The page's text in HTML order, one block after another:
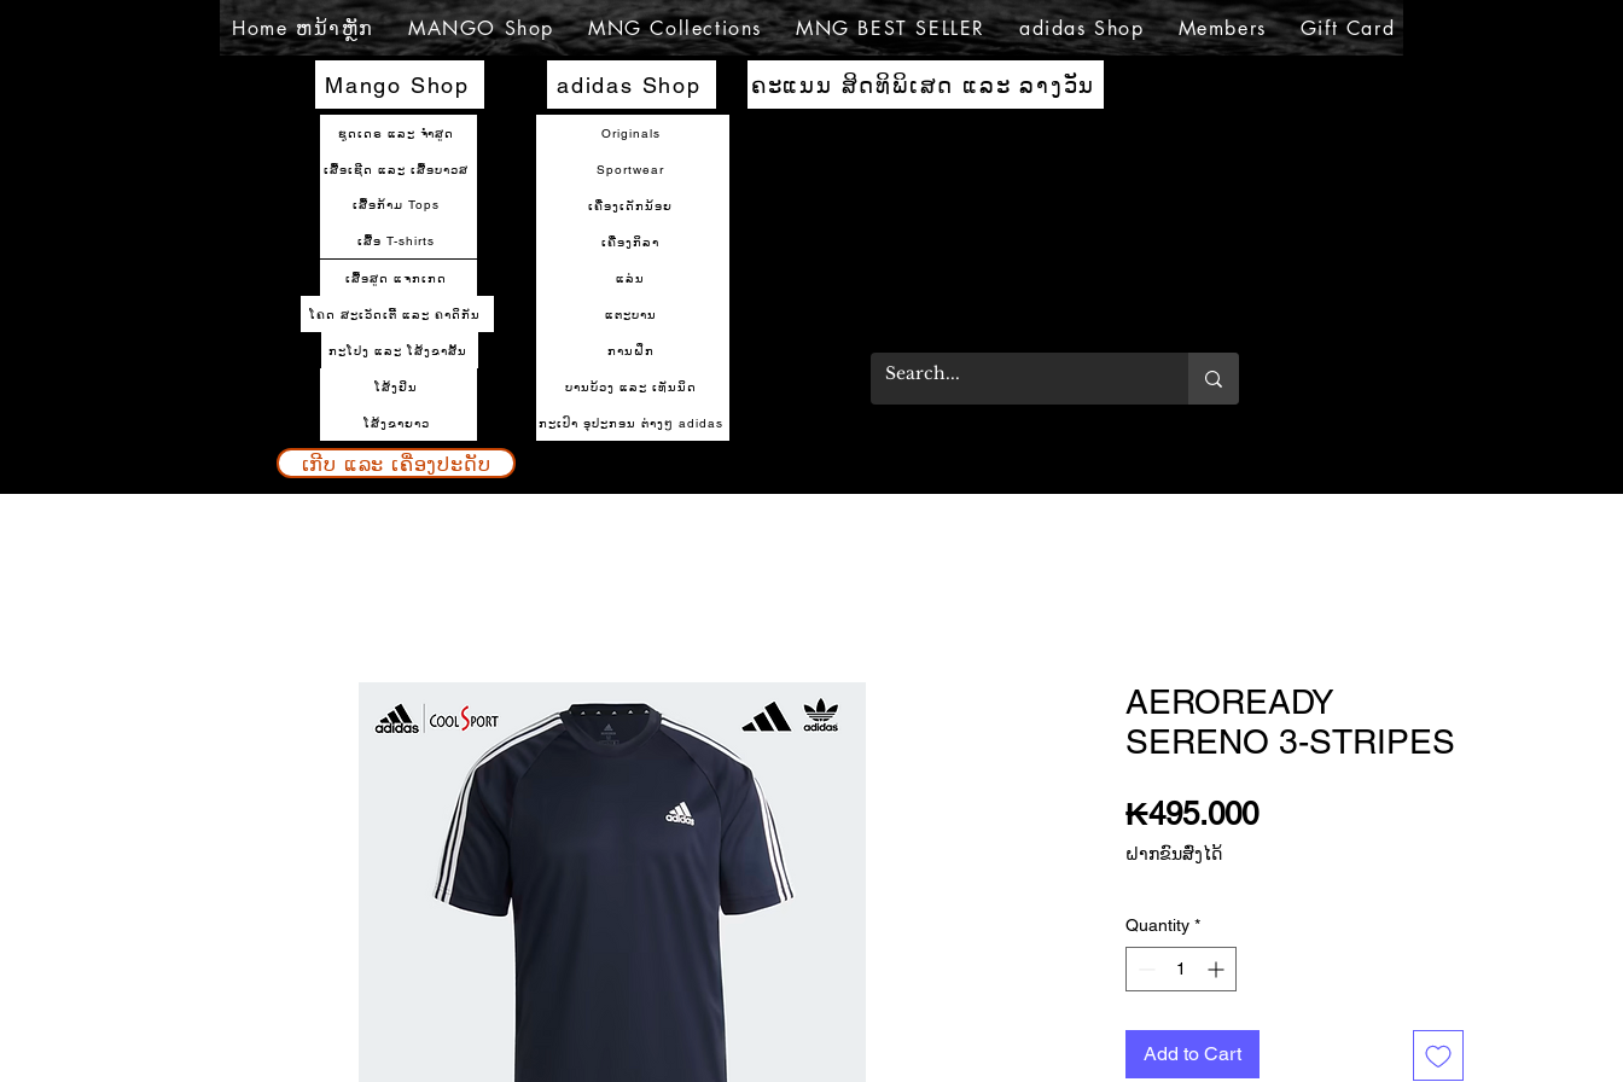
Home ຫນ້າຫຼັກ MANGO Shop MNG Collections MNG BEST SELLER adidas Shop Members Gift Card
Mango Shop
ຊຸດເດຣ ແລະ ຈຳສູດ
ເສື້ອກ້າມ Tops
ເສື້ອເຊີດ ແລະ ເສື້ອບາວສ
ເສື້ອ T-shirts
ເສື້ອສູດ ແຈກເກດ
ໂຄດ ສະເວັດເຕີ້ ແລະ ຄາດິກັນ
ກະໂປງ ແລະ ໂສ້ງຂາສັ້ນ
ໂສ້ງຢິນ
ໂສ້ງຂາຍາວ
adidas Shop ຄະແນນ ສິດທິພິເສດ ແລະ ລາງວັນ
Originals
Sportwear
ເຄື່ອງເດັກນ້ອຍ
ເຄື່ອງກິລາ
ແລ່ນ
ແຕະບານ
ການຝຶກ
ບານບ້ວງ ແລະ ເທັນນິດ
ກະເປົາ ອຸປະກອນ ຕ່າງໆ adidas
ເກີບ ແລະ ເຄື່ອງປະດັບ
AEROREADY
SERENO 3-STRIPES
₭495.000Price
ຝາກຂົນສົ່ງໄດ້
Quantity *
Add to Cart